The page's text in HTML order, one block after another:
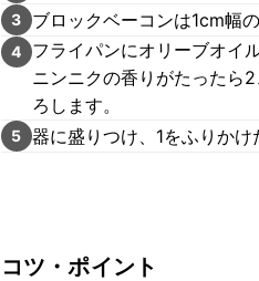
3 ブロックベーコンは1cm幅
4
フライパンにオリーブオイ
ニンニクの香りがたったら
ろします。
5 器に盛りつけ、1をふりかけ
コツ・ポイント